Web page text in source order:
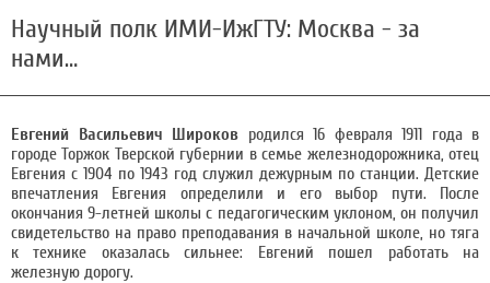
Научный полк ИМИ-ИжГТУ: Москва - за
нами…
Евгений Васильевич Широков родился 16 февраля 1911 года в
городе Торжок Тверской губернии в семье железнодорожника, отец
Евгения с 1904 по 1943 год служил дежурным по станции. Детские
впечатления Евгения определили и его выбор пути. После
окончания 9-летней школы с педагогическим уклоном, он получил
свидетельство на право преподавания в начальной школе, но тяга
к технике оказалась сильнее: Евгений пошел работать на
железную дорогу.